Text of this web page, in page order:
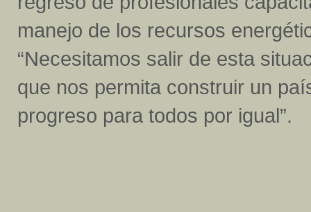
manejo de los recursos
“Necesitamos salir de esta
que nos permita construir un
progreso para todos por igual”.